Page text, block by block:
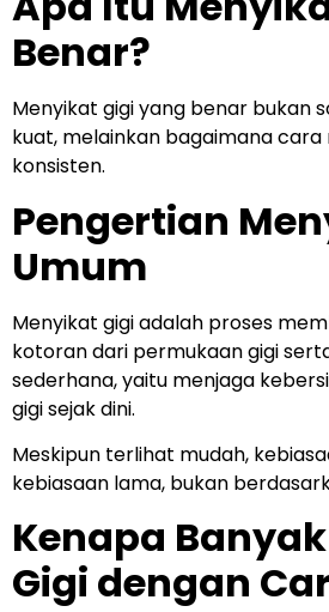
Benar?
Menyikat gigi yang benar bukan
kuat, melainkan bagaimana
konsisten.
Pengertian
Umum
Menyikat gigi adalah proses
kotoran dari permukaan gigi
sederhana, yaitu menjaga
gigi sejak dini.
Meskipun terlihat mudah,
kebiasaan lama, bukan
Kenapa
Gigi dengan